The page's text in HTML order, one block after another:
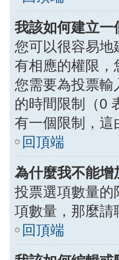
我該如何建立一
您可以很容易地
有相應的權限，
您需要為投票輸
的時間限制（0
有一個限制，這
回頂端
為什麼我不能增
投票選項數量的
項數量，那麼請
回頂端